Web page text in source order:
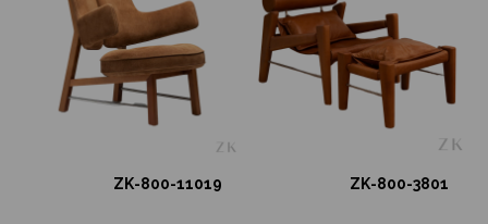
ZK-800-11019 ZK-800-3801